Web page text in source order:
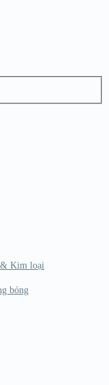
& Kim loại
bóng